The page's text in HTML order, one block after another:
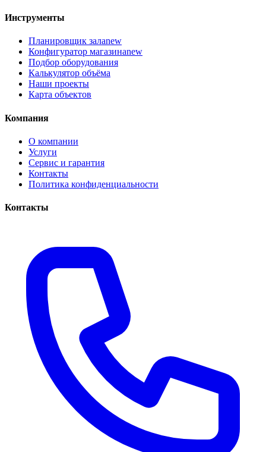
Инструменты
Планировщик залаnew
Конфигуратор магазинаnew
Подбор оборудования
Калькулятор объёма
Наши проекты
Карта объектов
Компания
О компании
Услуги
Сервис и гарантия
Контакты
Политика конфиденциальности
Контакты